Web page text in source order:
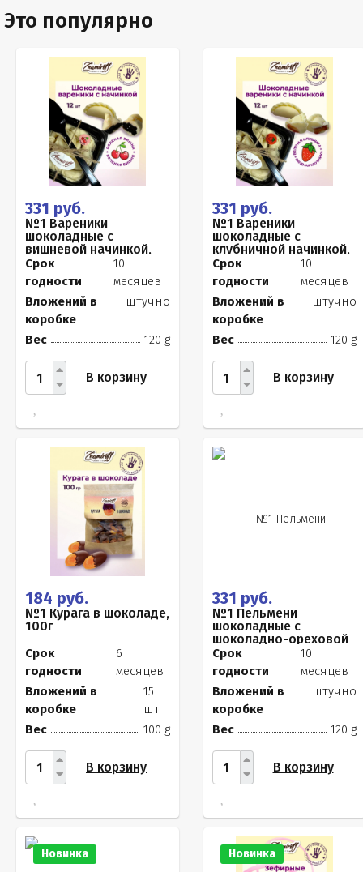
Это популярно
331 руб.
№1 Вареники
шоколадные с
вишневой начинкой,
120г
Срок
годности
10
месяцев
Вложений в
коробке
штучно
Вес 120 g
В корзину
331 руб.
№1 Вареники
шоколадные с
клубничной начинкой,
120г
Срок
годности
10
месяцев
Вложений в
коробке
штучно
Вес 120 g
В корзину
184 руб.
№1 Курага в шоколаде,
100г
Срок
годности
6
месяцев
Вложений в
коробке
15
шт
Вес
100 g
В корзину
331 руб.
№1 Пельмени
шоколадные с
шоколадно-ореховой
начинкой, 120г
Срок
годности
10
месяцев
Вложений в
коробке
штучно
Вес 120 g
В корзину
Новинка Новинка